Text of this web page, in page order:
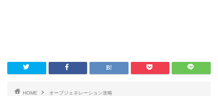
HOME
オーブジェネレーション攻略